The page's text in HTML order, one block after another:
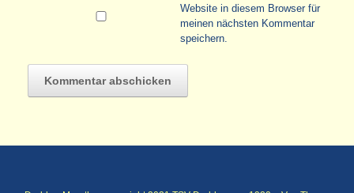
Website in diesem Browser für
meinen nächsten Kommentar
speichern.